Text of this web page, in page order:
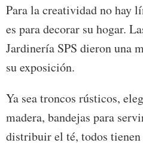
Para la creatividad no hay
es para decorar su hogar.
Jardinería SPS dieron una
su exposición.
Ya sea troncos rústicos,
madera, bandejas para
distribuir el té, todos